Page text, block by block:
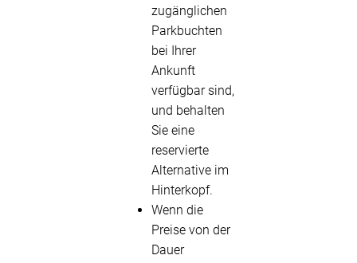
zugänglichen
Parkbuchten
bei Ihrer
Ankunft
verfügbar sind,
und behalten
Sie eine
reservierte
Alternative im
Hinterkopf.
Wenn die
Preise von der
Dauer